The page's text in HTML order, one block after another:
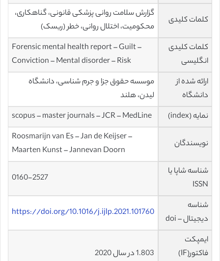
کلمات کلیدی
گزارش سلامت روانی پزشکی قانونی، گناهکاری،
محکومیت، اختلال روانی، خطر (ریسک)
کلمات کلیدی
انگلیسی
Forensic mental health report – Guilt –
Conviction – Mental disorder – Risk
ارائه شده از
دانشگاه
موسسه حقوق جزا و جرم شناسی، دانشگاه
لیدن، هلند
نمایه (index)
scopus – master journals – JCR – MedLine
نویسندگان
Roosmarijn van Es – Jan de Keijser –
Maarten Kunst – Jannevan Doorn
شناسه شاپا یا
ISSN
0160-2527
شناسه
دیجیتال – doi
https://doi.org/10.1016/j.ijlp.2021.101760
ایمپکت
فاکتور(IF)
1.803 در سال 2020